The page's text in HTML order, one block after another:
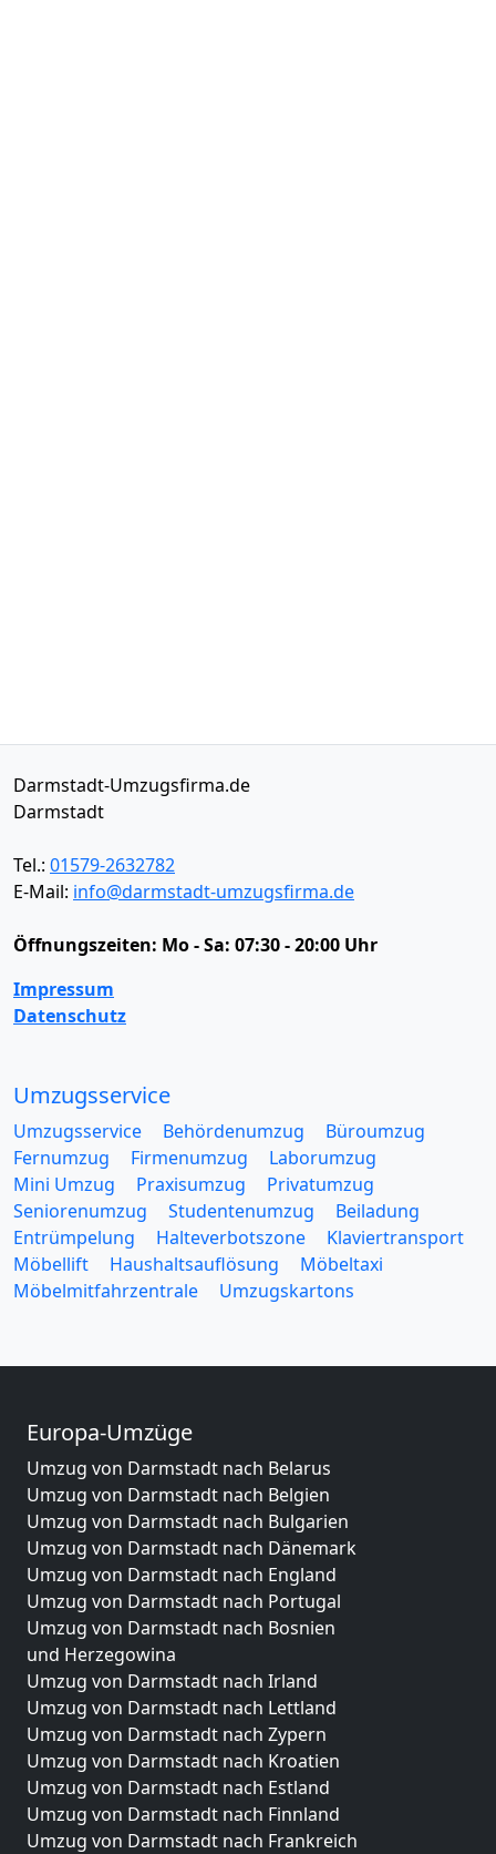
Darmstadt-Umzugsfirma.de
Darmstadt
Tel.: 01579-2632782
E-Mail: info@darmstadt-umzugsfirma.de
Öffnungszeiten: Mo - Sa: 07:30 - 20:00 Uhr
Impressum
Datenschutz
Umzugsservice
Umzugsservice Behördenumzug
Büroumzug
Fernumzug
Firmenumzug
Laborumzug
Mini Umzug
Praxisumzug
Privatumzug
Seniorenumzug
Studentenumzug
Beiladung
Entrümpelung
Halteverbotszone
Klaviertransport
Möbellift
Haushaltsauflösung
Möbeltaxi
Möbelmitfahrzentrale
Umzugskartons
Europa-Umzüge
Umzug von Darmstadt nach Belarus
Umzug von Darmstadt nach Belgien
Umzug von Darmstadt nach Bulgarien
Umzug von Darmstadt nach Dänemark
Umzug von Darmstadt nach England
Umzug von Darmstadt nach Portugal
Umzug von Darmstadt nach Bosnien
und Herzegowina
Umzug von Darmstadt nach Irland
Umzug von Darmstadt nach Lettland
Umzug von Darmstadt nach Zypern
Umzug von Darmstadt nach Kroatien
Umzug von Darmstadt nach Estland
Umzug von Darmstadt nach Finnland
Umzug von Darmstadt nach Frankreich